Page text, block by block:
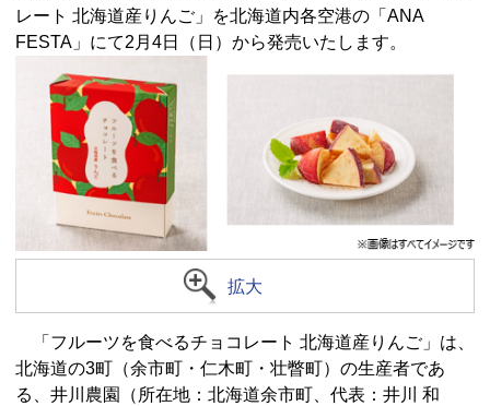
レート 北海道産りんご」を北海道内各空港の「ANA
FESTA」にて2月4日（日）から発売いたします。
拡大
「フルーツを食べるチョコレート 北海道産りんご」は、
北海道の3町（余市町・仁木町・壮瞥町）の生産者であ
る、井川農園（所在地：北海道余市町、代表：井川 和